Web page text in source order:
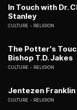
In Touch with Dr.
Stanley
CULTURE RELIGION
The Potter's
Bishop T.D. Jakes
CULTURE RELIGION
Jentezen Franklin
CULTURE RELIGION